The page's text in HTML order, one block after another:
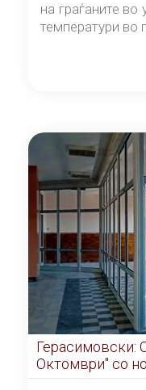
на граѓаните
температури во
Герасимовски:
Октомври" со
од септември